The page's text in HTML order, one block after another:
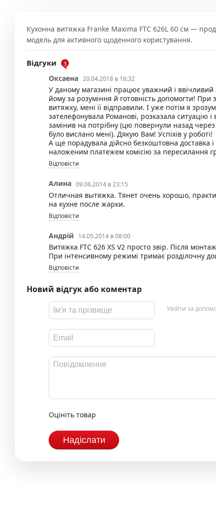
Кухонна витяжка Franke Maxima FTC 626L 60 см —
модель для активного щоденного користування.
Відгуки 3
Оксаена 20.04.2018 в 16:32
У даному магазині працює уважний і
йому за розуміння й готовність допомогти! При
витяжку, мені її відправили. І уже потім я
зателефонувала Романові, розказала
замінив на потрібну (цю повернули назад
було вислано мені). Дякую Вам! Успіхів у роботі!
А ще порадувала дійсно безкоштовна доставка
наложеним платежем комісію за пересилання
Відповісти
Алина 09.06.2014 в 23:15
Отличная вытяжка. Тянет очень хорошо,
на кухне после жарки.
Відповісти
Андрій 14.05.2014 в 08:00
Витяжка FTC 626 XS V2 просто звір. Після
При інтенсивному режимі тримає розділочну
Відповісти
Новий відгук або коментар
Увійти за
Оцініть товар
Надіслати